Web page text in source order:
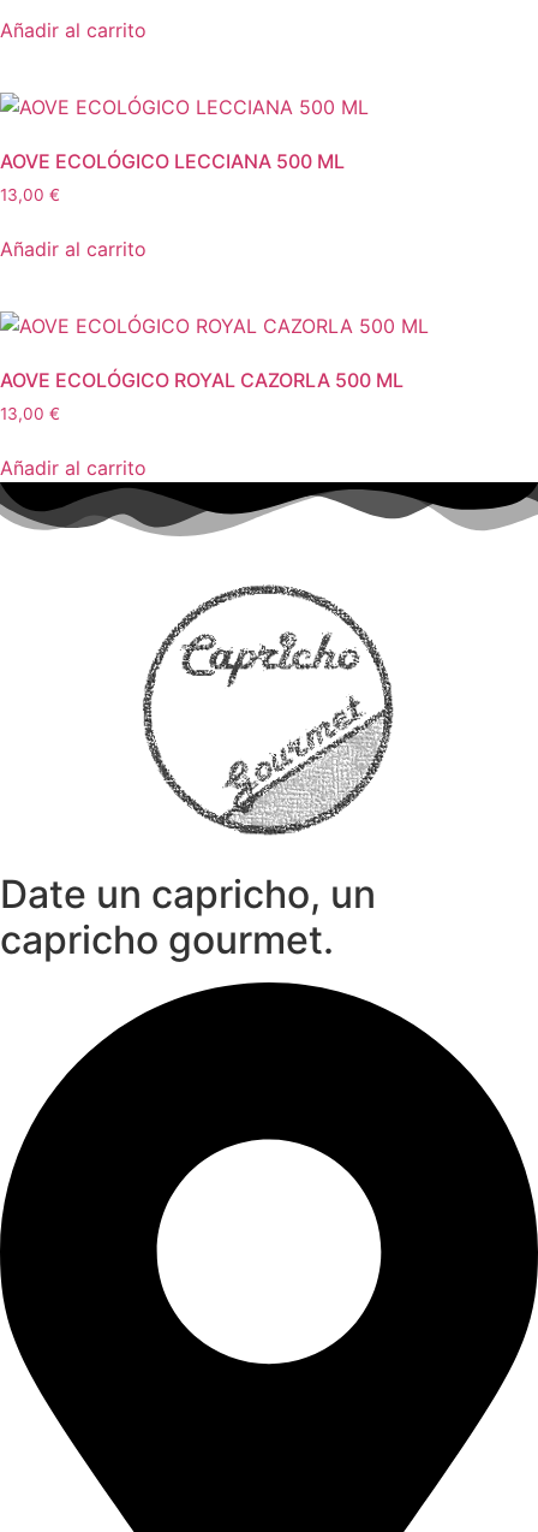
Añadir al carrito
AOVE ECOLÓGICO LECCIANA 500 ML
13,00 €
Añadir al carrito
AOVE ECOLÓGICO ROYAL CAZORLA 500 ML
13,00 €
Añadir al carrito
Date un capricho, un
capricho gourmet.